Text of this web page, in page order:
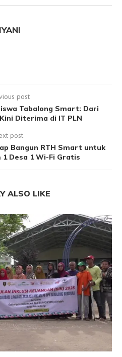
post
Tabalong Smart: Dari
Diterima di IT PLN
post
Bangun RTH Smart untuk
Desa 1 Wi-Fi Gratis
ALSO LIKE